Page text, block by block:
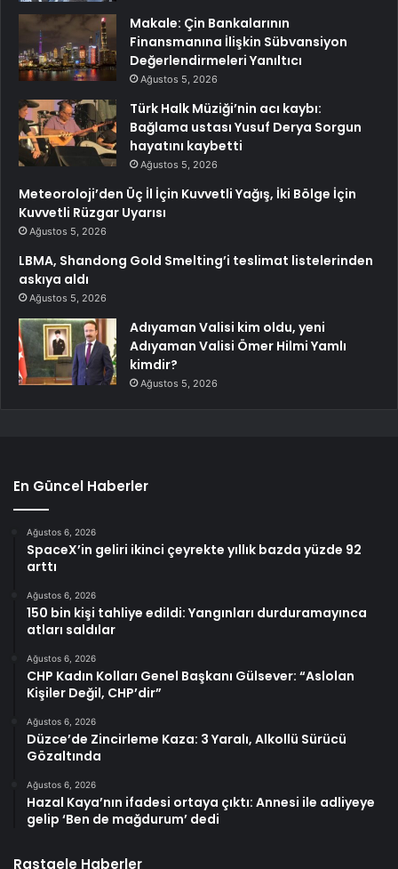
Makale: Çin Bankalarının
Finansmanına İlişkin Sübvansiyon
Değerlendirmeleri Yanıltıcı
Ağustos 5, 2026
Türk Halk Müziği’nin acı kaybı:
Bağlama ustası Yusuf Derya Sorgun
hayatını kaybetti
Ağustos 5, 2026
Meteoroloji’den Üç İl İçin Kuvvetli Yağış, İki Bölge İçin
Kuvvetli Rüzgar Uyarısı
Ağustos 5, 2026
LBMA, Shandong Gold Smelting’i teslimat listelerinden
askıya aldı
Ağustos 5, 2026
Adıyaman Valisi kim oldu, yeni
Adıyaman Valisi Ömer Hilmi Yamlı
kimdir?
Ağustos 5, 2026
En Güncel Haberler
Ağustos 6, 2026
SpaceX’in geliri ikinci çeyrekte yıllık bazda yüzde 92
arttı
Ağustos 6, 2026
150 bin kişi tahliye edildi: Yangınları durduramayınca
atları saldılar
Ağustos 6, 2026
CHP Kadın Kolları Genel Başkanı Gülsever: “Aslolan
Kişiler Değil, CHP’dir”
Ağustos 6, 2026
Düzce’de Zincirleme Kaza: 3 Yaralı, Alkollü Sürücü
Gözaltında
Ağustos 6, 2026
Hazal Kaya’nın ifadesi ortaya çıktı: Annesi ile adliyeye
gelip ‘Ben de mağdurum’ dedi
Rastgele Haberler